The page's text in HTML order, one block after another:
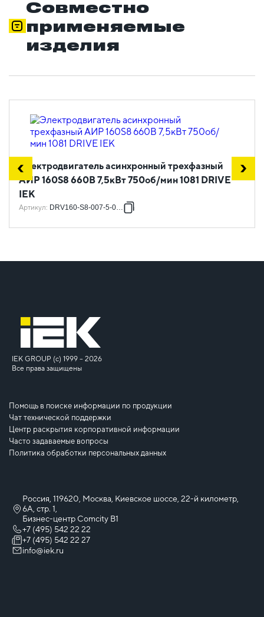
Совместно
применяемые
изделия
Электродвигатель асинхронный трехфазный
АИР 160S8 660В 7,5кВт 750об/мин 1081 DRIVE
IEK
Артикул: DRV160-S8-007-5-0710
IEK GROUP (c) 1999 – 2026
Все права защищены
Помощь в поиске информации по продукции
Чат технической поддержки
Центр раскрытия корпоративной информации
Часто задаваемые вопросы
Политика обработки персональных данных
Россия, 119620, Москва, Киевское шоссе, 22-й километр,
6А, стр. 1,
Бизнес-центр Comcity B1
+7 (495) 542 22 22
+7 (495) 542 22 27
info@iek.ru